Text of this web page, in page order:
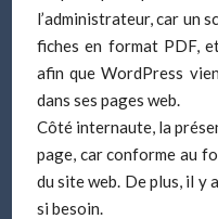
l’administrateur, car un
fiches en format PDF,
afin que WordPress
dans ses pages web.
Côté internaute, la
page, car conforme au
du site web. De plus, il y
si besoin.